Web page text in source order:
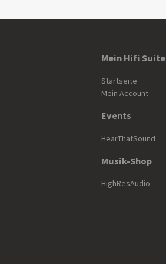
Mein Hifi Suite
Startseite
Mein Account
Events
HearThatSound
Musik-Shop
HighResAudio